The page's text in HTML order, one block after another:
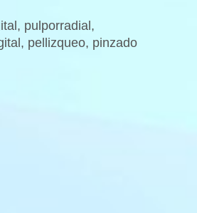
pulporradial,
pellizqueo, pinzado